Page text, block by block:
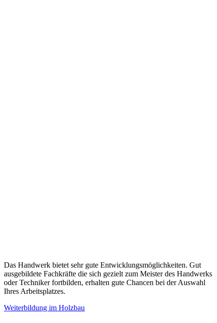
Das Handwerk bietet sehr gute Entwicklungsmöglichkeiten. Gut
ausgebildete Fachkräfte die sich gezielt zum Meister des Handwerks
oder Techniker fortbilden, erhalten gute Chancen bei der Auswahl
Ihres Arbeitsplatzes.
Weiterbildung im Holzbau